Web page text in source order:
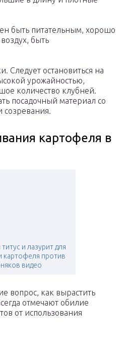
быть питательным, хорошо
быть
Следует остановиться на
урожайностью,
количество клубней.
посадочный материал со
созревания.
картофеля в
и лазурит для
картофеля против
видео
вопрос, как вырастить
отмечают обилие
от использования